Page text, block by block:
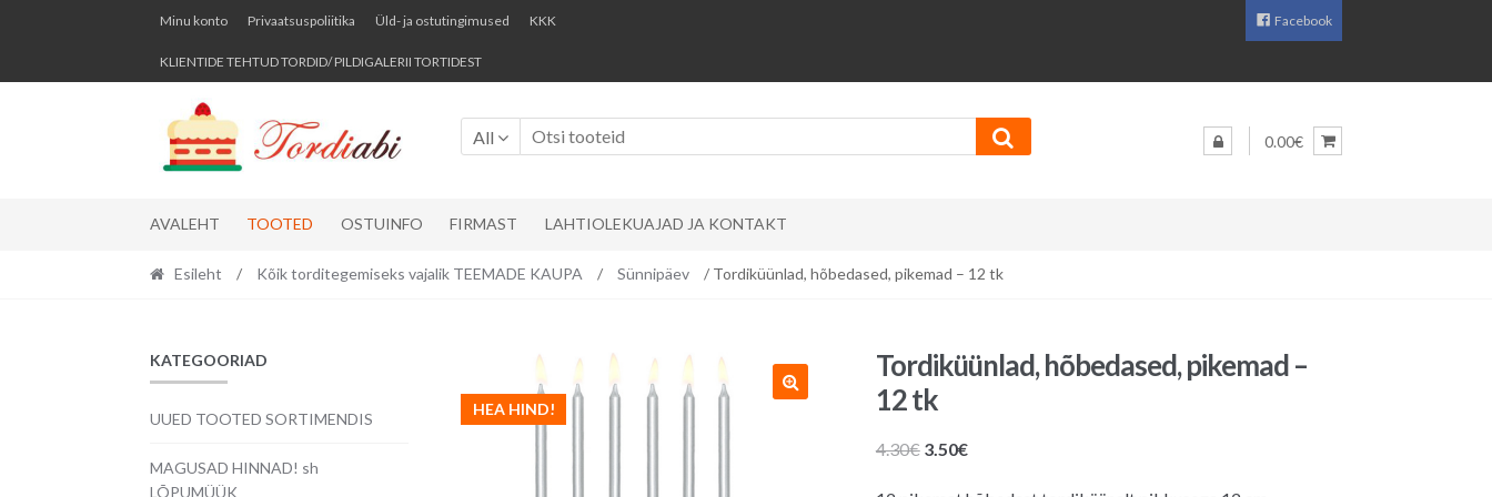
Skip
navigation
Skip
content
Minu konto Privaatsuspoliitika Üld- ja ostutingimused KKK
KLIENTIDE TEHTUD TORDID/ PILDIGALERII TORTIDEST
Facebook
All 0.00€
AVALEHT TOOTED OSTUINFO FIRMAST LAHTIOLEKUAJAD JA KONTAKT
Esileht / Kõik torditegemiseks vajalik TEEMADE KAUPA / Sünnipäev / Tordiküünlad, hõbedased, pikemad – 12 tk
HEA HIND!
Tordiküünlad, hõbedased, pikemad –
12 tk
4.30€ Algne
3.50€Praegune
KATEGOORIAD
UUED TOOTED SORTIMENDIS
MAGUSAD HINNAD! sh
LÕPUMÜÜK